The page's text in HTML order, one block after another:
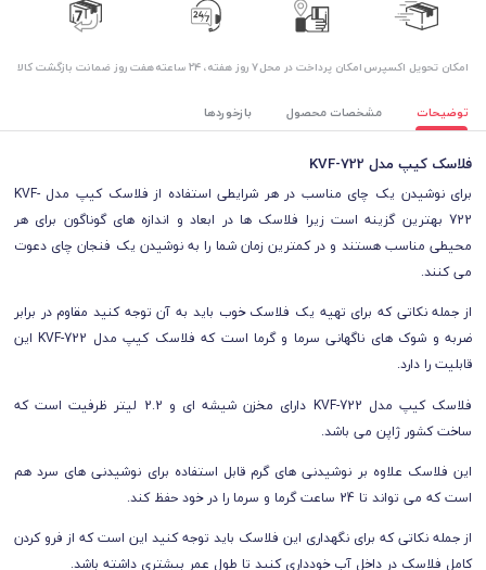
اﻣﮑﺎن ﺗﺤﻮﯾﻞ اﮐﺴﭙﺮسامکان پرداخت در محل۷ روز ﻫﻔﺘﻪ، ۲۴ ﺳﺎﻋﺘﻪ هفت روز ضمانت بازگشت کالا
توضیحات مشخصات محصول بازخوردها
فلاسک کیپ مدل KVF-722
برای نوشیدن یک چای مناسب در هر شرایطی استفاده از فلاسک کیپ مدل KVF-
722 بهترین گزینه است زیرا فلاسک ها در ابعاد و اندازه های گوناگون برای هر
محیطی مناسب هستند و در کمترین زمان شما را به نوشیدن یک فنجان چای دعوت
می کنند.
از جمله نکاتی که برای تهیه یک فلاسک خوب باید به آن توجه کنید مقاوم در برابر
ضربه و شوک های ناگهانی سرما و گرما است که فلاسک کیپ مدل KVF-722 این
قابلیت را دارد.
فلاسک کیپ مدل KVF-722 دارای مخزن شیشه ای و 2.2 لیتر ظرفیت است که
ساخت کشور ژاپن می باشد.
این فلاسک علاوه بر نوشیدنی های گرم قابل استفاده برای نوشیدنی های سرد هم
است که می تواند تا 24 ساعت گرما و سرما را در خود حفظ کند.
از جمله نکاتی که برای نگهداری این فلاسک باید توجه کنید این است که از فرو کردن
کامل فلاسک در داخل آب خودداری کنید تا طول عمر بیشتری داشته باشد.